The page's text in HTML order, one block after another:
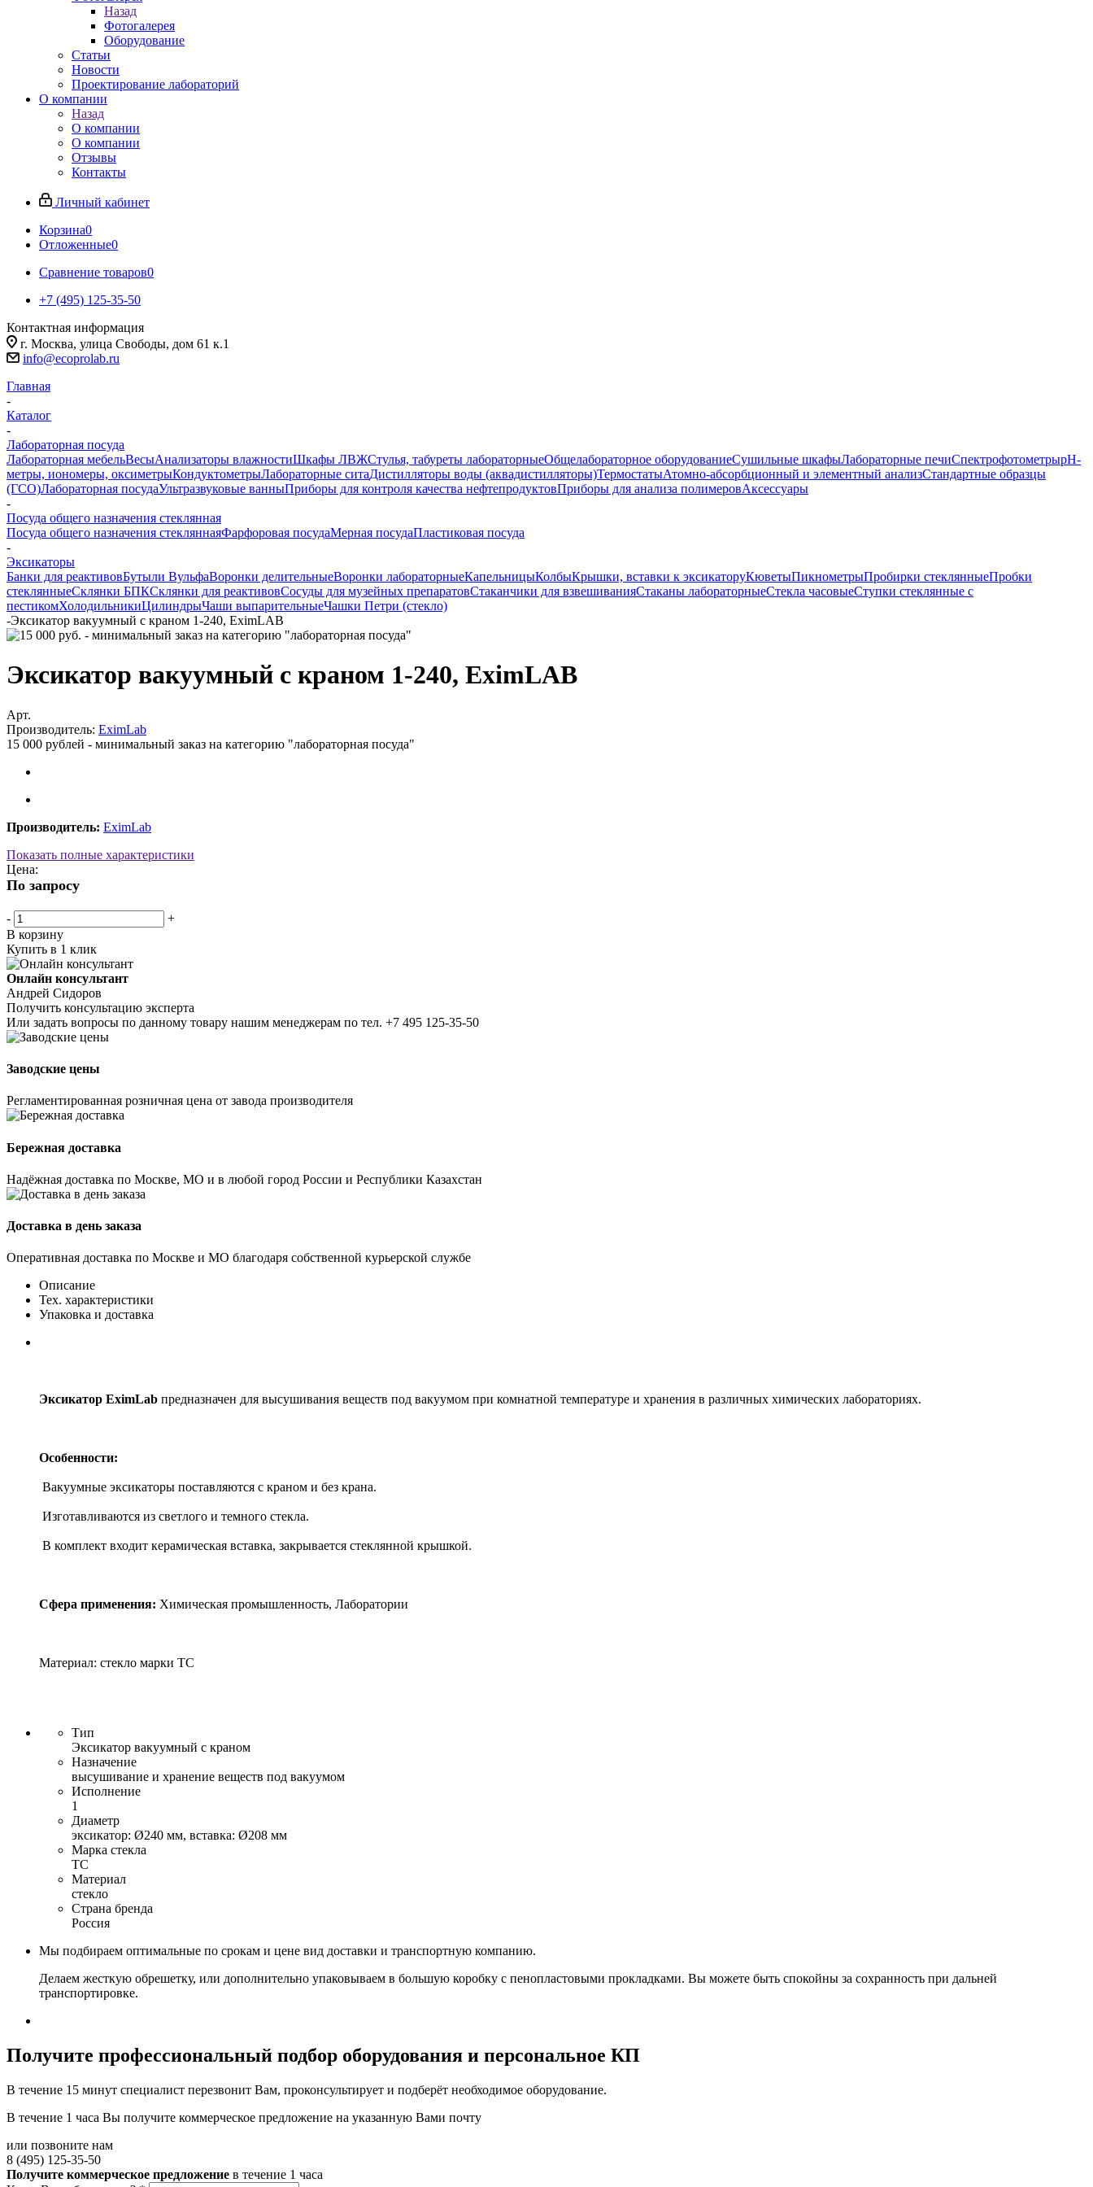
Назад
Фотогалерея
Оборудование
Статьи
Новости
Проектирование лабораторий
О компании
Назад
О компании
О компании
Отзывы
Контакты
Личный кабинет
Корзина0
Отложенные0
Сравнение товаров0
+7 (495) 125-35-50
Контактная информация
г. Москва, улица Свободы, дом 61 к.1
info@ecoprolab.ru
Главная
-
Каталог
-
Лабораторная посуда
Лабораторная мебельВесыАнализаторы влажностиШкафы ЛВЖСтулья, табуреты лабораторныеОбщелабораторное оборудованиеСушильные шкафыЛабораторные печиСпектрофотометрыpH-
метры, иономеры, оксиметрыКондуктометрыЛабораторные ситаДистилляторы воды (аквадистилляторы)ТермостатыАтомно-абсорбционный и элементный анализСтандартные образцы
(ГСО)Лабораторная посудаУльтразвуковые ванныПриборы для контроля качества нефтепродуктовПриборы для анализа полимеровАксессуары
-
Посуда общего назначения стеклянная
Посуда общего назначения стекляннаяФарфоровая посудаМерная посудаПластиковая посуда
-
Эксикаторы
Банки для реактивовБутыли ВульфаВоронки делительныеВоронки лабораторныеКапельницыКолбыКрышки, вставки к эксикаторуКюветыПикнометрыПробирки стеклянныеПробки
стеклянныеСклянки БПКСклянки для реактивовСосуды для музейных препаратовСтаканчики для взвешиванияСтаканы лабораторныеСтекла часовыеСтупки стеклянные с
пестикомХолодильникиЦилиндрыЧаши выпарительныеЧашки Петри (стекло)
-Эксикатор вакуумный с краном 1-240, EximLAB
Эксикатор вакуумный с краном 1-240, EximLAB
Арт.
Производитель: EximLab
15 000 рублей - минимальный заказ на категорию "лабораторная посуда"
Производитель: EximLab
Показать полные характеристики
Цена:
По запросу
-
+
В корзину
Купить в 1 клик
Онлайн консультант
Андрей Сидоров
Получить консультацию эксперта
Или задать вопросы по данному товару нашим менеджерам по тел. +7 495 125-35-50
Заводские цены
Регламентированная розничная цена от завода производителя
Бережная доставка
Надёжная доставка по Москве, МО и в любой город России и Республики Казахстан
Доставка в день заказа
Оперативная доставка по Москве и МО благодаря собственной курьерской службе
Описание
Тех. характеристики
Упаковка и доставка
Эксикатор EximLab предназначен для высушивания веществ под вакуумом при комнатной температуре и хранения в различных химических лабораториях.
Особенности:
Вакуумные эксикаторы поставляются с краном и без крана.
Изготавливаются из светлого и темного стекла.
В комплект входит керамическая вставка, закрывается стеклянной крышкой.
Сфера применения: Химическая промышленность, Лаборатории
Материал: стекло марки ТС
Тип
Эксикатор вакуумный с краном
Назначение
высушивание и хранение веществ под вакуумом
Исполнение
1
Диаметр
эксикатор: Ø240 мм, вставка: Ø208 мм
Марка стекла
ТС
Материал
стекло
Страна бренда
Россия
Мы подбираем оптимальные по срокам и цене вид доставки и транспортную компанию.
Делаем жесткую обрешетку, или дополнительно упаковываем в большую коробку с пенопластовыми прокладками. Вы можете быть спокойны за сохранность при дальней
транспортировке.
Получите профессиональный подбор оборудования и персональное КП
В течение 15 минут специалист перезвонит Вам, проконсультирует и подберёт необходимое оборудование.
В течение 1 часа Вы получите коммерческое предложение на указанную Вами почту
или позвоните нам
8 (495) 125-35-50
Получите коммерческое предложение в течение 1 часа